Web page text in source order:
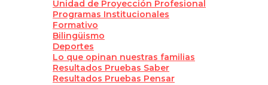
Unidad de Proyección Profesional
Programas Institucionales
Formativo
Bilingüismo
Deportes
Lo que opinan nuestras familias
Resultados Pruebas Saber
Resultados Pruebas Pensar